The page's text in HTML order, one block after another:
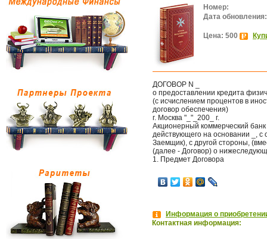
Номер:
Дата обновления:
Цена: 500
ДОГОВОР N _
о предоставлении кредита
(с исчислением процентов в
договор обеспечения)
г. Москва "_"_200_ г.
Акционерный коммерческий
действующего на основании _, с
Заемщик), с другой стороны,
(далее - Договор) о
1. Предмет Договора
Информация о
Контактная информация: